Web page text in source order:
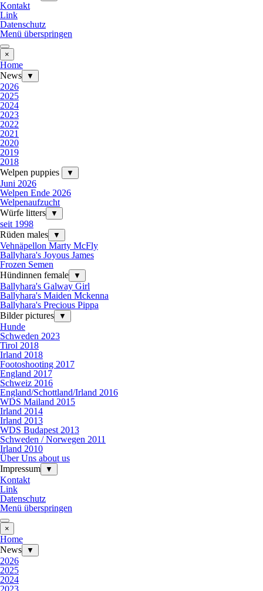
Kontakt
Link
Datenschutz
Menü überspringen
×
Home
News
▼
2026
2025
2024
2023
2022
2021
2020
2019
2018
Welpen puppies
▼
Juni 2026
Welpen Ende 2026
Welpenaufzucht
Würfe litters
▼
seit 1998
Rüden males
▼
Vehnäpellon Marty McFly
Ballyhara's Joyous James
Frozen Semen
Hündinnen female
▼
Ballyhara's Galway Girl
Ballyhara's Maiden Mckenna
Ballyhara's Precious Pippa
Bilder pictures
▼
Hunde
Schweden 2023
Tirol 2018
Irland 2018
Footoshooting 2017
England 2017
Schweiz 2016
England/Schottland/Irland 2016
WDS Mailand 2015
Irland 2014
Irland 2013
WDS Budapest 2013
Schweden / Norwegen 2011
Irland 2010
Über Uns about us
Impressum
▼
Kontakt
Link
Datenschutz
Menü überspringen
×
Home
News
▼
2026
2025
2024
2023